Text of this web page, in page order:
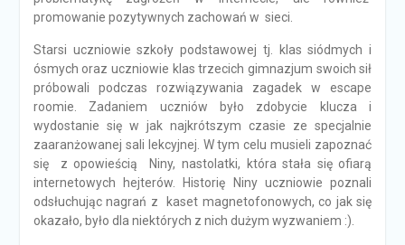
promowanie pozytywnych zachowań w sieci.
Starsi uczniowie szkoły podstawowej tj. klas siódmych i
ósmych oraz uczniowie klas trzecich gimnazjum swoich sił
próbowali podczas rozwiązywania zagadek w escape
roomie. Zadaniem uczniów było zdobycie klucza i
wydostanie się w jak najkrótszym czasie ze specjalnie
zaaranżowanej sali lekcyjnej. W tym celu musieli zapoznać
się z opowieścią Niny, nastolatki, która stała się ofiarą
internetowych hejterów. Historię Niny uczniowie poznali
odsłuchując nagrań z kaset magnetofonowych, co jak się
okazało, było dla niektórych z nich dużym wyzwaniem :).